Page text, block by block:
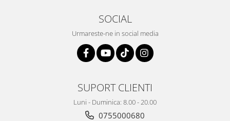
SOCIAL
Urmareste-ne in social media
SUPORT CLIENTI
Luni - Duminica: 8.00 - 20.00
0755000680